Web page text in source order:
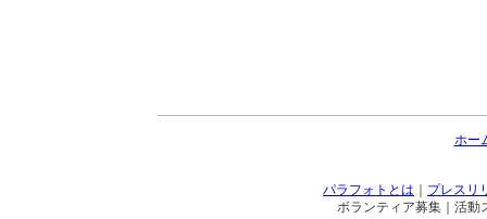
ホー
パラフォトとは
プレスリ
ボランティア募集｜活動